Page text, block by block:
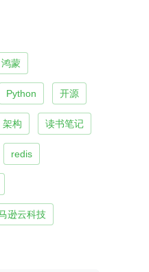
鸿蒙
Python 开源
架构 读书笔记
redis
逊云科技